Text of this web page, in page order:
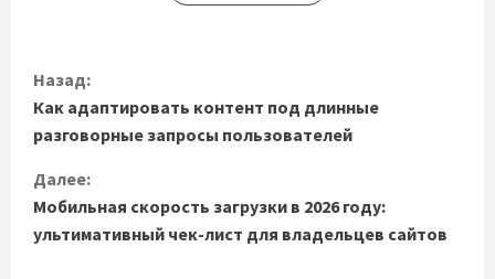
П
р
о
д
о
Назад:
Как адаптировать контент под длинные
разговорные запросы пользователей
Далее:
Мобильная скорость загрузки в 2026 году:
ультимативный чек-лист для владельцев сайтов